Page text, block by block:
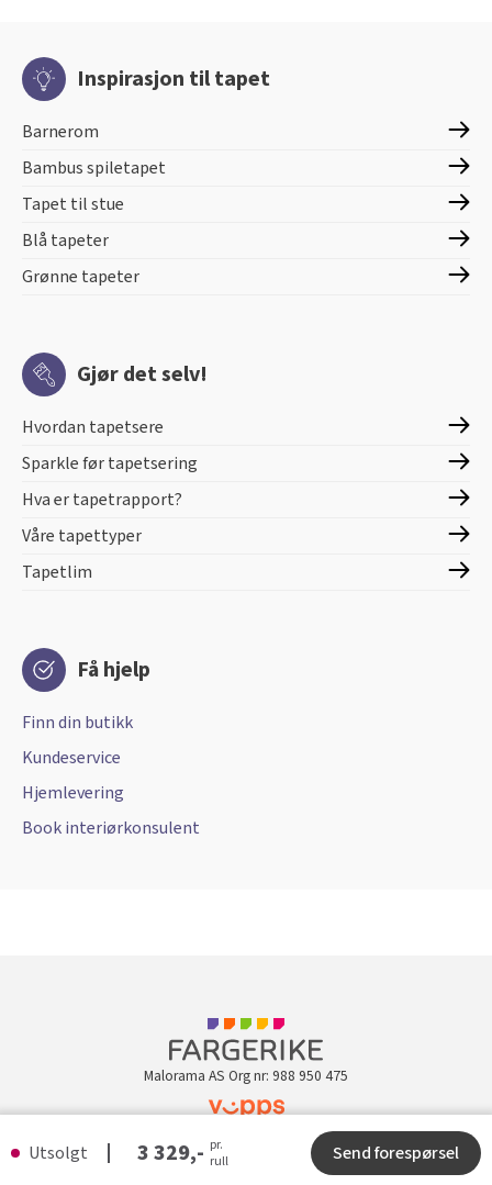
Utsolgt 3 329,- pr.
rull
Send forespørsel
Inspirasjon til tapet
Barnerom
Bambus spiletapet
Tapet til stue
Blå tapeter
Grønne tapeter
Gjør det selv!
Hvordan tapetsere
Sparkle før tapetsering
Hva er tapetrapport?
Våre tapettyper
Tapetlim
Få hjelp
Finn din butikk
Kundeservice
Hjemlevering
Book interiørkonsulent
Malorama AS Org nr: 988 950 475
Kundeklubb